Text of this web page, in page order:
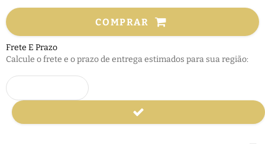
COMPRAR
Frete E Prazo
Calcule o frete e o prazo de entrega estimados para sua região: